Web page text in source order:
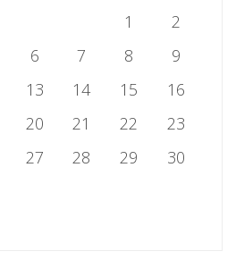
1
2
6 7 8
9
13 14 15
16
20 21 22
23
27 28 29
30